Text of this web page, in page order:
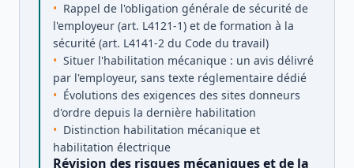
Rappel de l'obligation générale de sécurité de
l'employeur (art. L4121-1) et de formation à la
sécurité (art. L4141-2 du Code du travail)
Situer l'habilitation mécanique : un avis délivré
par l'employeur, sans texte réglementaire dédié
Évolutions des exigences des sites donneurs
d'ordre depuis la dernière habilitation
Distinction habilitation mécanique et
habilitation électrique
Révision des risques mécaniques et de la